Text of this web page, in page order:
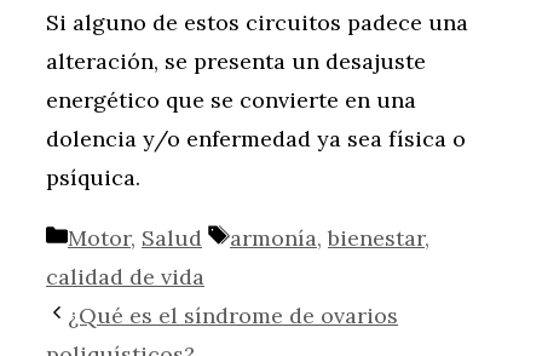
Si alguno de estos circuitos padece una
alteración, se presenta un desajuste
energético que se convierte en una
dolencia y/o enfermedad ya sea física o
psíquica.
Categorías
Motor, Salud Etiquetas
armonía,bienestar,
calidad de vida
¿Qué es el síndrome de ovarios